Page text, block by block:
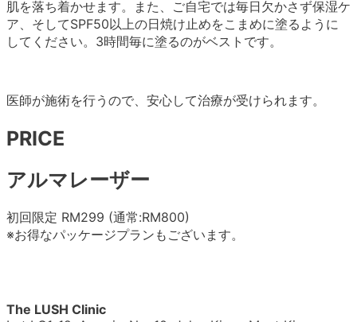
肌を落ち着かせます。また、ご自宅では毎日欠かさず保湿ケ
ア、そしてSPF50以上の日焼け止めをこまめに塗るように
してください。3時間毎に塗るのがベストです。
医師が施術を行うので、安心して治療が受けられます。
PRICE
アルマレーザー
初回限定 RM299 (通常:RM800)
※お得なパッケージプランもございます。
The LUSH Clinic